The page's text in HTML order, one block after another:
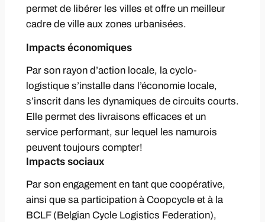
permet de libérer les villes et offre un meilleur
cadre de ville aux zones urbanisées.
Impacts économiques
Par son rayon d’action locale, la cyclo-
logistique s’installe dans l’économie locale,
s’inscrit dans les dynamiques de circuits courts.
Elle permet des livraisons efficaces et un
service performant, sur lequel les namurois
peuvent toujours compter!
Impacts sociaux
Par son engagement en tant que coopérative,
ainsi que sa participation à Coopcycle et à la
BCLF (Belgian Cycle Logistics Federation),